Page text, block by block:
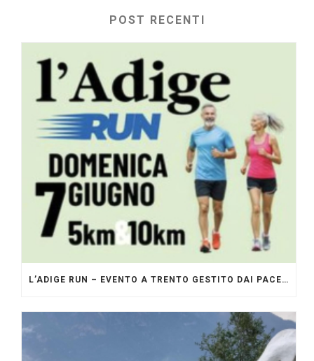
POST RECENTI
L’ADIGE RUN – EVENTO A TRENTO GESTITO DAI PACERS GLI ORIGINALI